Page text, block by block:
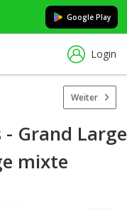
Google Play
Login
Weiter
Grand Large
mixte